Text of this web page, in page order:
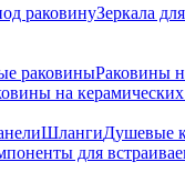
раковинуЗеркала
раковиныРаковины
на
ШлангиДушевые
для